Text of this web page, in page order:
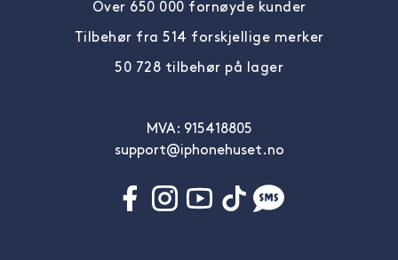
Over 650 000 fornøyde kunder
Tilbehør fra 514 forskjellige merker
50 728 tilbehør på lager
MVA: 915418805
support@iphonehuset.no